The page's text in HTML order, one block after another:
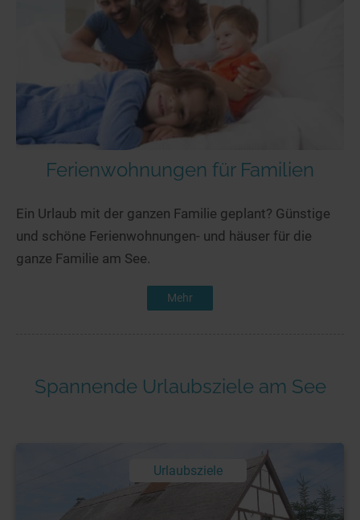
Ferienwohnungen für Familien
Ein Urlaub mit der ganzen Familie geplant? Günstige
und schöne Ferienwohnungen- und häuser für die
ganze Familie am See.
Mehr
Spannende Urlaubsziele am See
Urlaubsziele